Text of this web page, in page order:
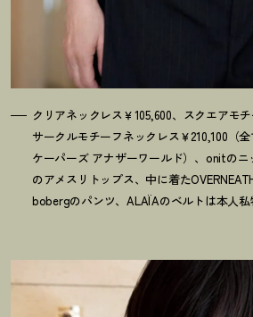
クリアネックレス￥105,600、スクエアモチ
サークルモチーフネックレス￥210,100（
ケーパーズ アナザーワールド）、onitの
のアメスリトップス、中に着た
bobergのパンツ、ALAÏAのベルトは本人私